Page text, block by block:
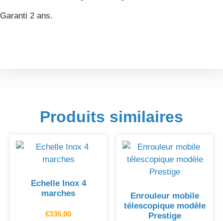
Garanti 2 ans.
Produits similaires
Echelle Inox 4
marches
€336,00
Enrouleur mobile
télescopique modèle
Prestige